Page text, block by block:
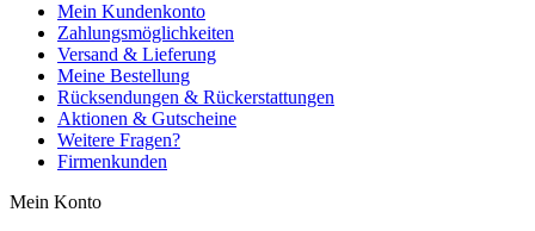
Mein Kundenkonto
Zahlungsmöglichkeiten
Versand & Lieferung
Meine Bestellung
Rücksendungen & Rückerstattungen
Aktionen & Gutscheine
Weitere Fragen?
Firmenkunden
Mein Konto